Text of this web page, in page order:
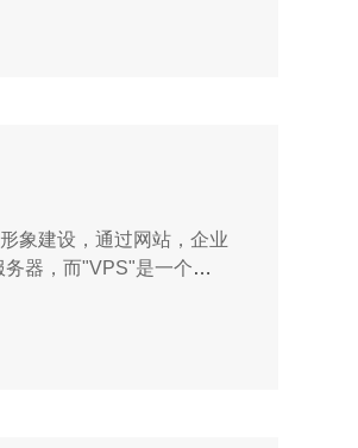
象建设，通过网站，企业
务器，而"VPS"是一个所